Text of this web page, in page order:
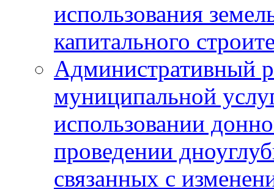
использования
капитального
Административный
муниципальной
использовании
проведении
связанных с